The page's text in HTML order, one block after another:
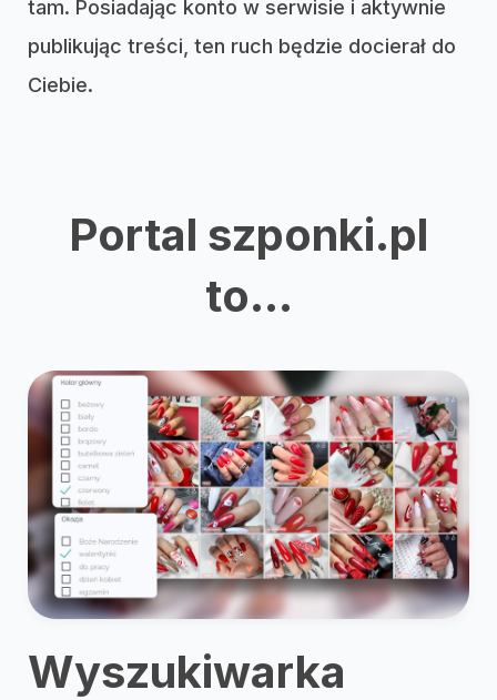
tam. Posiadając konto w serwisie i aktywnie
publikując treści, ten ruch będzie docierał do
Ciebie.
Portal szponki.pl
to...
Wyszukiwarka